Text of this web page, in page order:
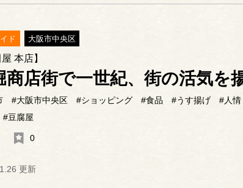
ド 大阪市中央区
屋 本店】
商店街で一世紀、街の活気を
#大阪市中央区 #ショッピング #食品 #うす揚げ #人情
#豆腐屋
0
更新